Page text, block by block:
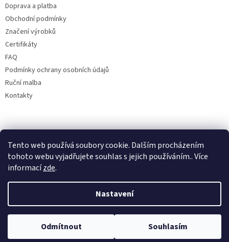
Tento web používá soubory cookie. Dalším procházením
tohoto webu vyjadřujete souhlas s jejich používáním.. Více
informacízde.
Nastavení
Odmítnout Souhlasím
Doprava a platba
Obchodní podmínky
Značení výrobků
Certifikáty
FAQ
Podmínky ochrany osobních údajů
Ruční malba
Kontakty
Bohemia porcelán 1987
Copyright 2026Bohemia porcelán 1987 . Všechna práva vyhrazena.